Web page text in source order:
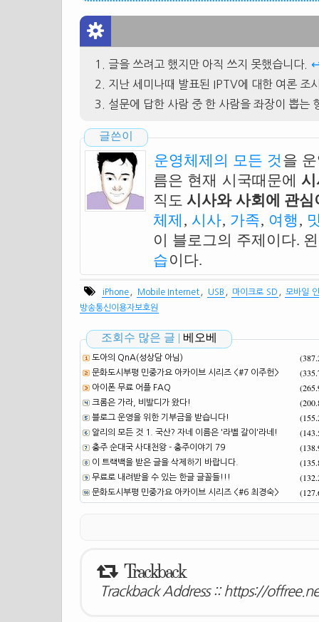
글을 쓰려고 했지만 아직 쓰지 못했습니다.
지난 세미나때 발표된 IPTV에 대한 여론 조
설문에 답한 사람 중 한 사람을 좌장이 뽑는
글쓴이
운영체제의 모든 것 을
름은 현재 시국때문에
직도 시사와 사회에 관
체제 , 시사, 가족, 여행 ,
이 블로그의 주제이다.
습이다.
iPhone Mobile Internet USB 마이크로 SD
모바일
방송통신이용자보호원
조회수 많은 글 | 베오베
도아의 QnA(성상담 아님)
문화도시부평 민중가요 아카이브 시리즈 <#7 이주헌>
아이폰 무료 어플 FAQ
크롬은 가라, 비발디가 왔다!
블로그 운영을 위한 기부금을 받습니다!
알리의 모든 것 1. 국산? 자네 이름은 '라벨 갈이'라네!
충주 순대국 사대천왕 - 충주이야기 79
이 트랙백을 받은 글을 삭제하기 바랍니다.
무료로 내려받을 수 있는 한글 글꼴들!!!
문화도시부평 민중가요 아카이브 시리즈 <#6 최경숙>
Trackback
Trackback Address :: https://